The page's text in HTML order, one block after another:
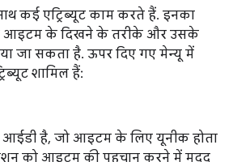
कई एट्रिब्यूट काम करते हैं. इनका
आइटम के दिखने के तरीके और उसके
जा सकता है. ऊपर दिए गए मेन्यू में
शामिल हैं:
है, जो आइटम के लिए यूनीक होता
को आइटम की पहचान करने में मदद